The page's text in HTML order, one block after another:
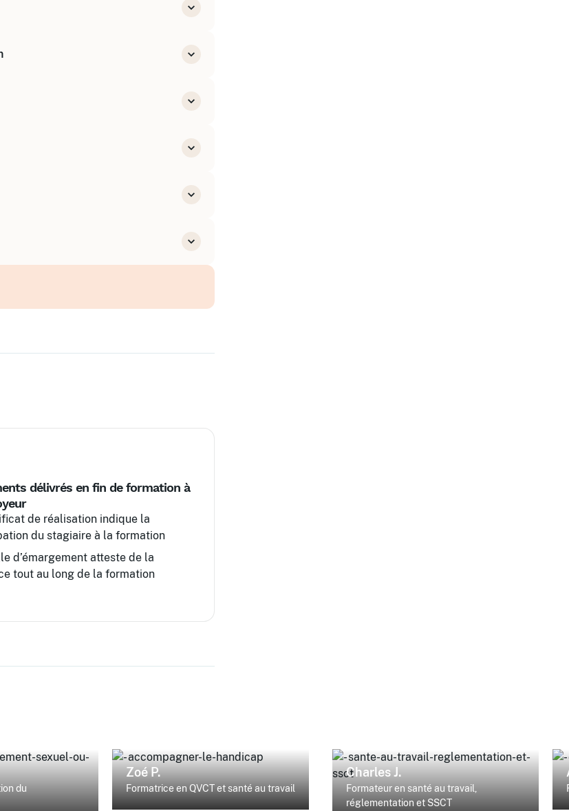
handicapés (DOETH)
délivrés en fin de formation à
de réalisation indique la
du stagiaire à la formation
d’émargement atteste de la
tout au long de la formation
du
Zoé P.
Formatrice en QVCT et santé au travail
Charles J.
Formateur en santé au travail,
réglementation et SSCT